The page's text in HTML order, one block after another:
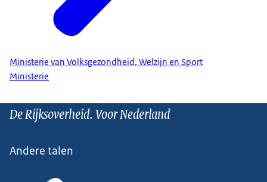
Ministerie van Volksgezondheid, Welzijn en Sport
Ministerie
De Rijksoverheid. Voor Nederland
Andere talen